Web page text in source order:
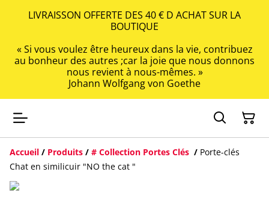
LIVRAISSON OFFERTE DES 40 € D ACHAT SUR LA
BOUTIQUE
« Si vous voulez être heureux dans la vie, contribuez
au bonheur des autres ;car la joie que nous donnons
nous revient à nous-mêmes. »
Johann Wolfgang von Goethe
Accueil / Produits / # Collection Portes Clés / Porte-clés
Chat en similicuir "NO the cat "